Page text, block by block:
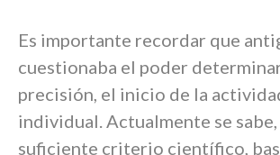
Es importante recordar que
cuestionaba el poder
precisión, el inicio de la
individual. Actualmente se
suficiente criterio científico,